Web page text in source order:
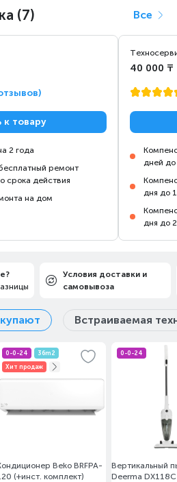
(7) Все
к товару
2 года
ремонт
срока действия
на дом
40 000 ₸
дней до
дня до
дня до
Условия доставки и
самовывоза
Встраиваемая
0-0-24
36m2
Хит продаж
Beko BRFPA-
(+инст. комплект)
0-0-24
Вертикальный
Deerma